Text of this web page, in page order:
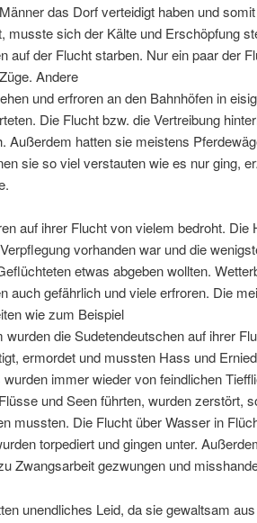
das Dorf verteidigt haben und
musste sich der Kälte und Erschöpfung
auf der Flucht starben. Nur ein paar der
Andere
und erfroren an den Bahnhöfen in
Die Flucht bzw. die Vertreibung
Außerdem hatten sie meistens
sie so viel verstauten wie es nur ging,
auf ihrer Flucht von vielem bedroht. Die
vorhanden war und die
etwas abgeben wollten.
auch gefährlich und viele erfroren. Die
wie zum Beispiel
die Sudetendeutschen auf ihrer
ermordet und mussten Hass und
immer wieder von feindlichen
und Seen führten, wurden zerstört,
mussten. Die Flucht über Wasser in
torpediert und gingen unter.
Zwangsarbeit gezwungen und
unendliches Leid, da sie gewaltsam